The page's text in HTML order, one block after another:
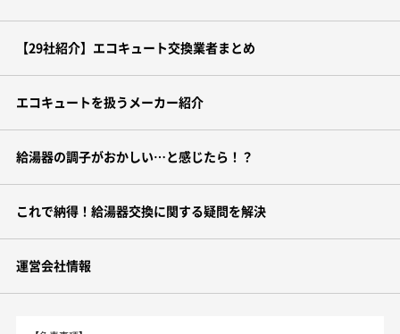
【29社紹介】エコキュート交換業者まとめ
エコキュートを扱うメーカー紹介
給湯器の調子がおかしい…と感じたら！？
これで納得！給湯器交換に関する疑問を解決
運営会社情報